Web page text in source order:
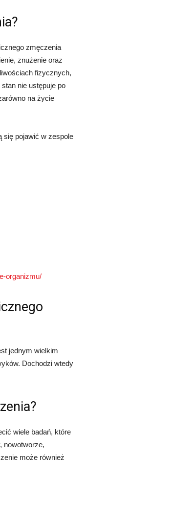
zmęczenia
znużenie oraz
fizycznych,
nie ustępuje po
na życie
się pojawić w zespole
organizmu/
jednym wielkim
Dochodzi wtedy
wiele badań, które
nowotworze,
może również